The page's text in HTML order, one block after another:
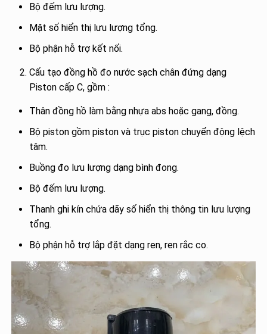
Bộ đếm lưu lượng.
Mặt số hiển thị lưu lượng tổng.
Bộ phận hỗ trợ kết nối.
Cấu tạo đồng hồ đo nước sạch chân đứng dạng
Piston cấp C, gồm :
Thân đồng hồ làm bằng nhựa abs hoặc gang, đồng.
Bộ piston gồm piston và trục piston chuyển động lệch
tâm.
Buồng đo lưu lượng dạng bình đong.
Bộ đếm lưu lượng.
Thanh ghi kín chứa dãy số hiển thị thông tin lưu lượng
tổng.
Bộ phận hỗ trợ lắp đặt dạng ren, ren rắc co.